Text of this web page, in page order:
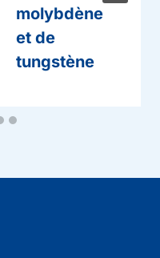
molybdène
et de
tungstène